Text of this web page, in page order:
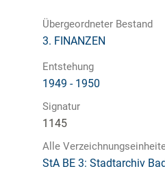
Übergeordneter Bestand
3. FINANZEN
Entstehung
1949 - 1950
Signatur
1145
Alle
StA BE 3: Stadtarchiv